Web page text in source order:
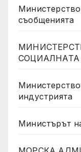
съобщенията
индустрията
Министърът